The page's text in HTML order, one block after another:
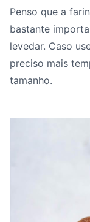
Penso que a
bastante
levedar. Caso
preciso mais
tamanho.